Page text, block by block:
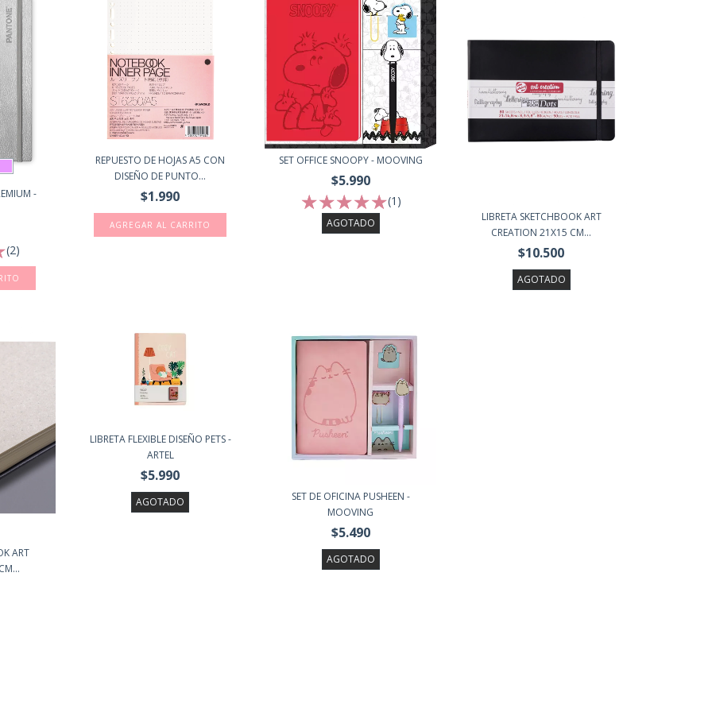
-
(2)
REPUESTO DE HOJAS A5 CON
DISEÑO DE PUNTO...
$1.990
SET OFFICE SNOOPY - MOOVING
$5.990
(1)
AGOTADO
LIBRETA SKETCHBOOK ART
CREATION 21X15 CM...
$10.500
AGOTADO
ART
LIBRETA FLEXIBLE DISEÑO PETS -
ARTEL
$5.990
AGOTADO
SET DE OFICINA PUSHEEN -
MOOVING
$5.490
AGOTADO